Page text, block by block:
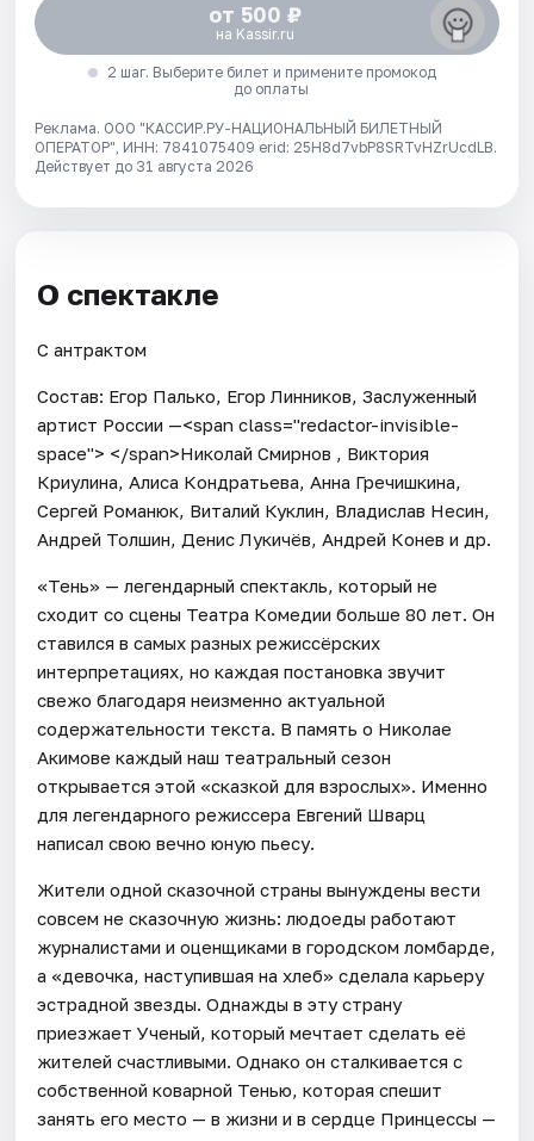
от 500 ₽
на Kassir.ru
2 шаг. Выберите билет и примените промокод
до оплаты
Реклама. ООО "КАССИР.РУ-НАЦИОНАЛЬНЫЙ БИЛЕТНЫЙ
ОПЕРАТОР", ИНН: 7841075409 erid: 25H8d7vbP8SRTvHZrUcdLB.
Действует до 31 августа 2026
О спектакле
С антрактом
Состав: Егор Палько, Егор Линников, Заслуженный
артист России —<span class="redactor-invisible-
space"> </span>Николай Смирнов , Виктория
Криулина, Алиса Кондратьева, Анна Гречишкина,
Сергей Романюк, Виталий Куклин, Владислав Несин,
Андрей Толшин, Денис Лукичёв, Андрей Конев и др.
«Тень» — легендарный спектакль, который не
сходит со сцены Театра Комедии больше 80 лет. Он
ставился в самых разных режиссёрских
интерпретациях, но каждая постановка звучит
свежо благодаря неизменно актуальной
содержательности текста. В память о Николае
Акимове каждый наш театральный сезон
открывается этой «сказкой для взрослых». Именно
для легендарного режиссера Евгений Шварц
написал свою вечно юную пьесу.
Жители одной сказочной страны вынуждены вести
совсем не сказочную жизнь: людоеды работают
журналистами и оценщиками в городском ломбарде,
а «девочка, наступившая на хлеб» сделала карьеру
эстрадной звезды. Однажды в эту страну
приезжает Ученый, который мечтает сделать её
жителей счастливыми. Однако он сталкивается с
собственной коварной Тенью, которая спешит
занять его место — в жизни и в сердце Принцессы —